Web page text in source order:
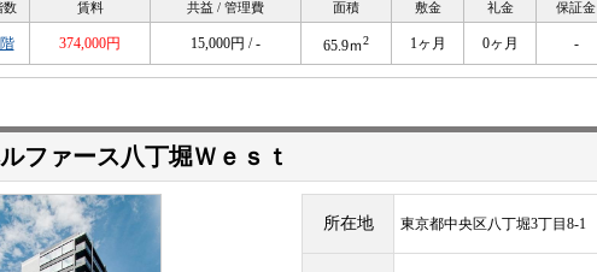
数 賃料 共益 / 管理費 面積 敷金 礼金 保証金
374,000円 15,000円 / - 65.9ｍ2 1ヶ月 0ヶ月 -
ファース八丁堀Ｗｅｓｔ
所在地 東京都中央区八丁堀3丁目8-1